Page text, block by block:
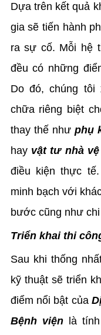
Dựa trên kết quả
gia sẽ tiến hành
ra sự cố. Mỗi hệ
đều có những
Do đó, chúng
chữa riêng biệt
thay thế như phụ
hay vật tư nhà
điều kiện thực
minh bạch với
bước cũng như
Triển khai thi
Sau khi thống
kỹ thuật sẽ triển
điểm nổi bật của
Bệnh việnlà tính